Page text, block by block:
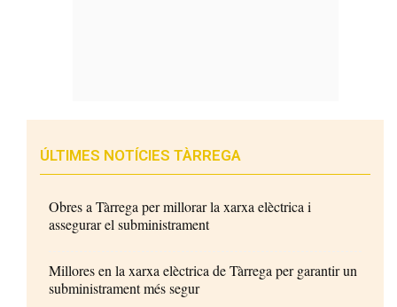
ÚLTIMES NOTÍCIES TÀRREGA
Obres a Tàrrega per millorar la xarxa elèctrica i
assegurar el subministrament
Millores en la xarxa elèctrica de Tàrrega per garantir un
subministrament més segur